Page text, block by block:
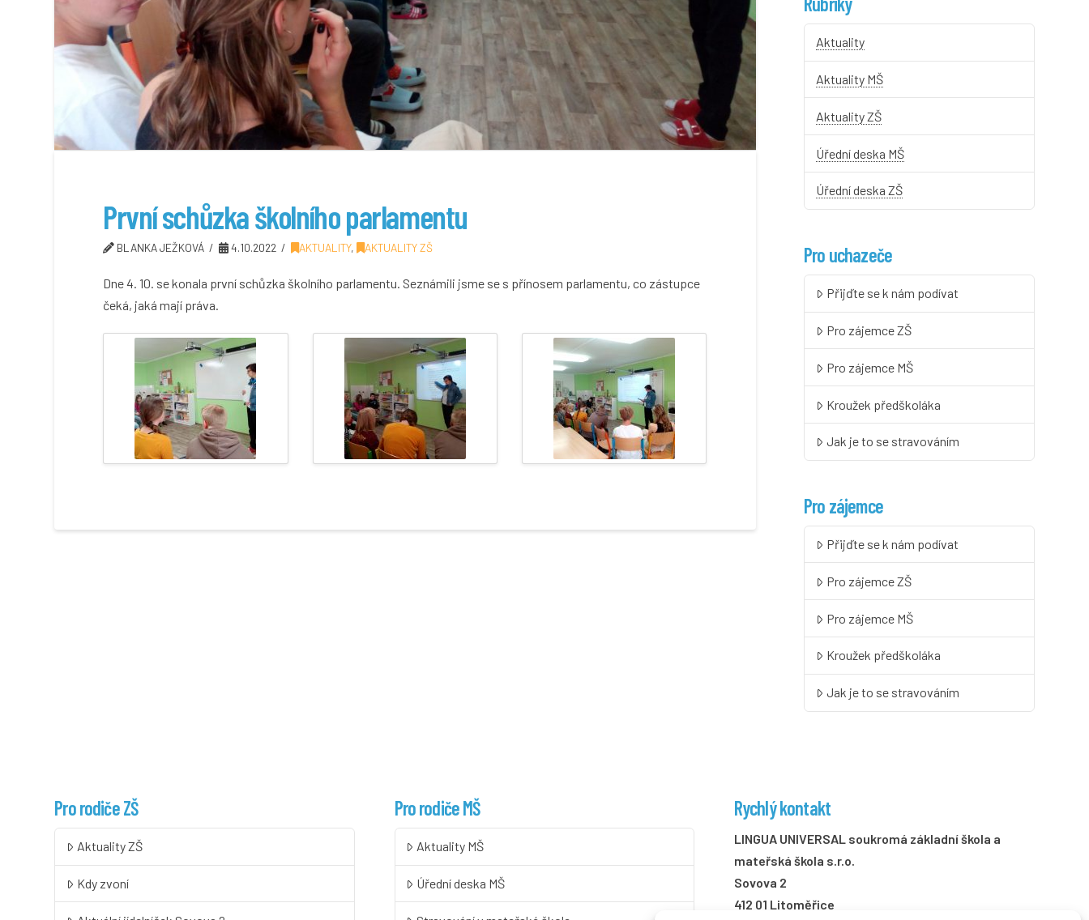
První schůzka školního parlamentu
BLANKA JEŽKOVÁ 4.10.2022 AKTUALITY, AKTUALITY ZŠ
Dne 4. 10. se konala první schůzka školního parlamentu. Seznámili jsme se s přínosem parlamentu, co zástupce
čeká, jaká mají práva.
Aktuality
Aktuality MŠ
Aktuality ZŠ
Úřední deska MŠ
Úřední deska ZŠ
Pro uchazeče
Přijďte se k nám podívat
Pro zájemce ZŠ
Pro zájemce MŠ
Kroužek předškoláka
Jak je to se stravováním
Pro zájemce
Přijďte se k nám podívat
Pro zájemce ZŠ
Pro zájemce MŠ
Kroužek předškoláka
Jak je to se stravováním
Pro rodiče ZŠ
Aktuality ZŠ
Kdy zvoní
Pro rodiče MŠ
Aktuality MŠ
Úřední deska MŠ
Rychlý kontakt
LINGUA UNIVERSAL soukromá základní škola a
mateřská škola s.r.o.
Sovova 2
412 01 Litoměřice